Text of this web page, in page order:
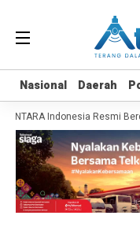
Nasional Daerah
Nasional Daerah
Indonesia Resmi